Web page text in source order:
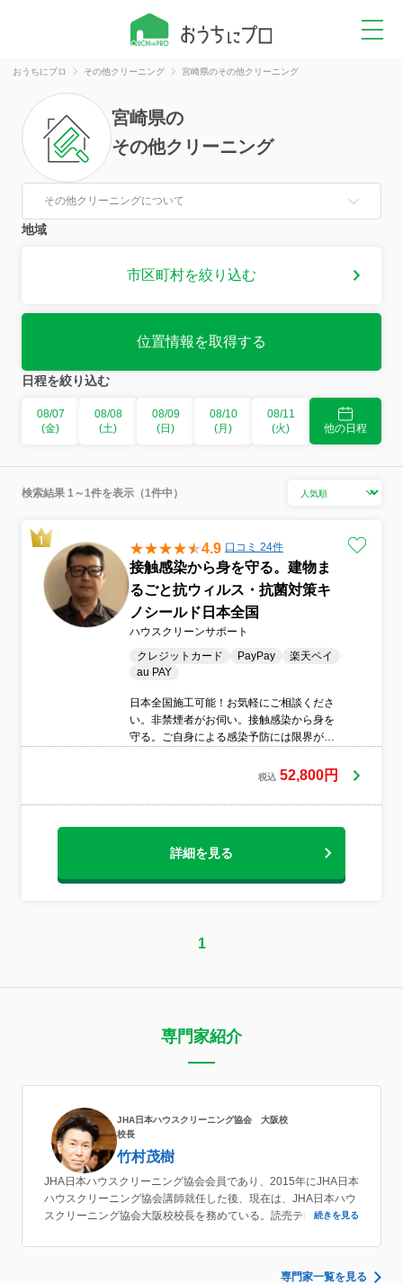
おうちにプロ その他クリーニング 宮崎県のその他クリーニング
宮崎県の
その他クリーニング
その他クリーニングについて
地域
市区町村を絞り込む
位置情報を取得する
日程を絞り込む
08/07
(金)
08/08
(土)
08/09
(日)
08/10
(月)
08/11
(火)
他の日程
検索結果 1～1件を表示（1件中）
4.9 口コミ 24件
接触感染から身を守る。建物ま
るごと抗ウィルス・抗菌対策キ
ノシールド日本全国
ハウスクリーンサポート
クレジットカード
PayPay
楽天ペイ
au PAY
日本全国施工可能！お気軽にご相談くださ
い。非禁煙者がお伺い。接触感染から身を
守る。ご自身による感染予防には限界があ
Answer抗ウィルス・抗菌施工による防止感
夫！」と言うものはありません。より確度
す。キノシールドの抗ウイルス・抗菌力そ
き残しなど、日々の清掃には限界があり徹
ウイルス・抗菌コートすることでたとえ無
意識に生活していたとしても、清潔なオフ
ィス環境を維持します。高性能な抗ウイル
す。
税込 52,800円
詳細を見る
1
専門家紹介
JHA日本ハウスクリーニング協会 大阪校
校長
竹村茂樹
JHA日本ハウスクリーニング協会会員であり、2015年にJHA日本
ハウスクリーニング協会講師就任した後、現在は、JHA日本ハウ
スクリーニング協会大阪校校長を務めている。読売テレビにて大
績もあり、ハウスクリーニングの方法に加え、集客の仕方等につ
続きを見る
専門家一覧を見る